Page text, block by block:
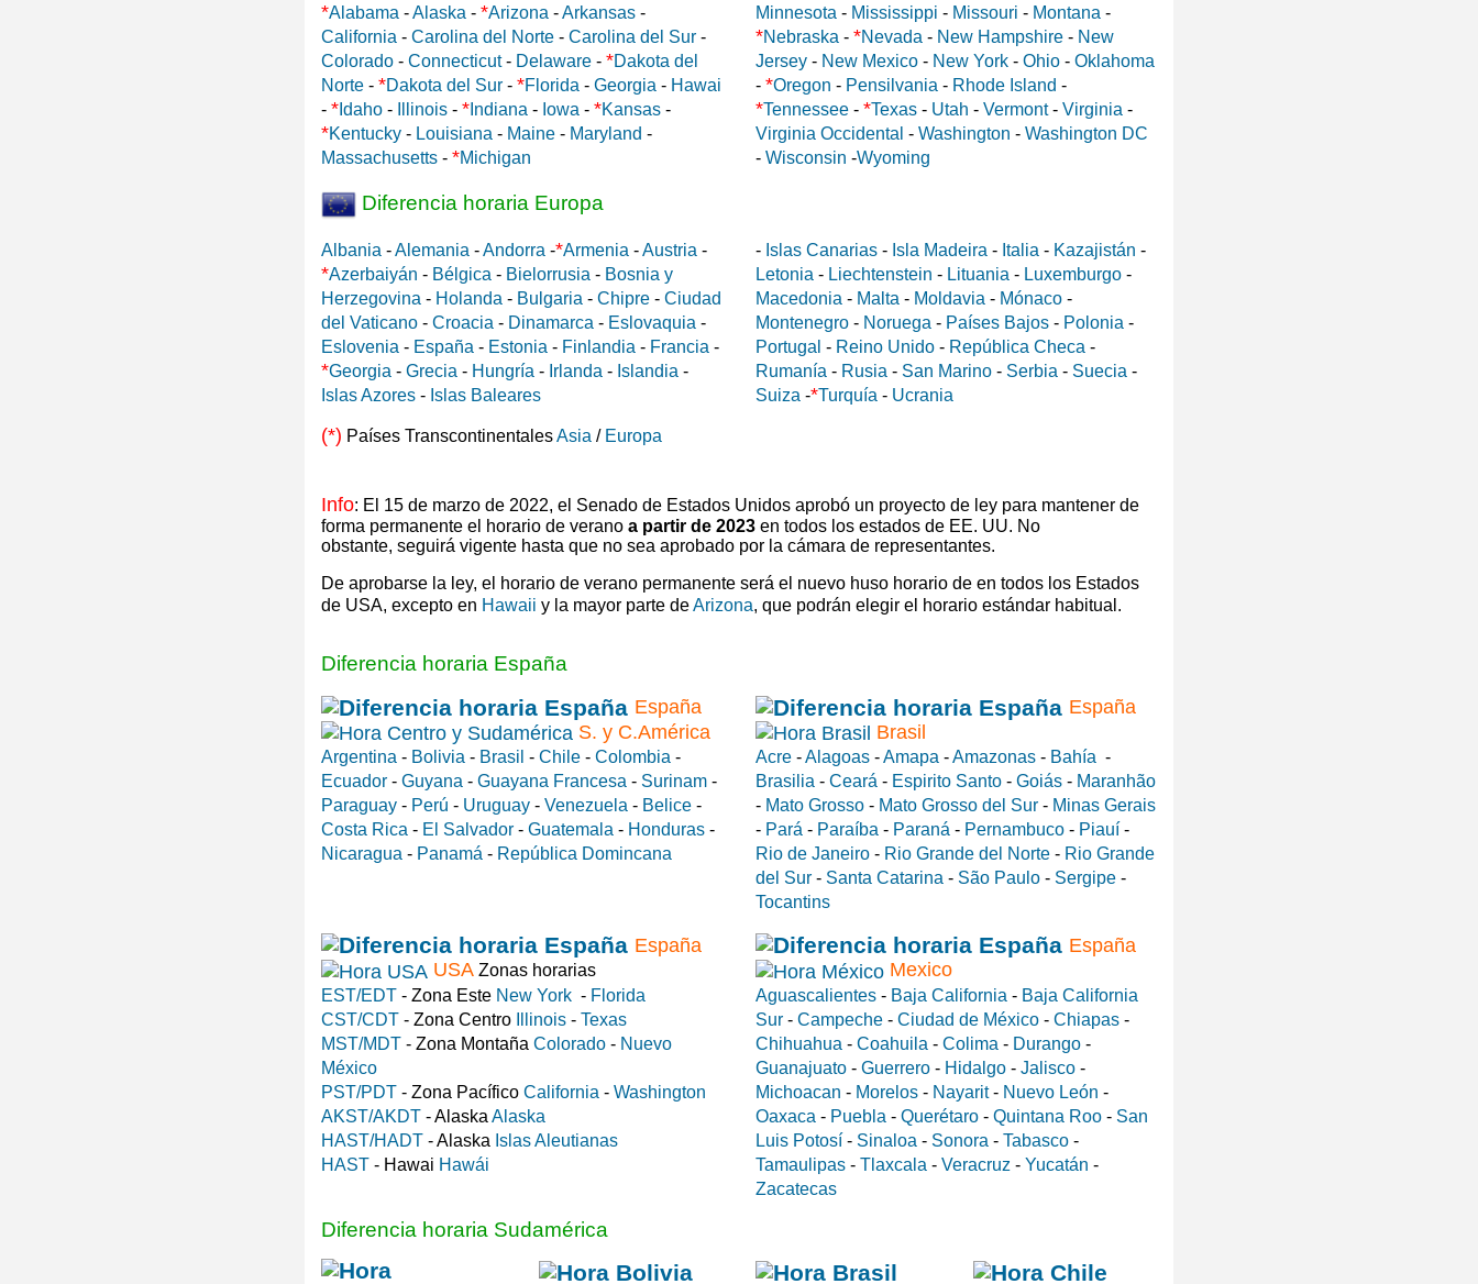
*Alabama -Alaska - *Arizona -Arkansas -
California - Carolina del Norte - Carolina del Sur -
Colorado - Connecticut- Delaware - *Dakota del
Norte - *Dakota del Sur - *Florida - Georgia - Hawai
- * Idaho - Illinois - * Indiana - Iowa - *Kansas -
*Kentucky - Louisiana - Maine - Maryland -
Massachusetts - *Michigan
Minnesota - Mississippi - Missouri - Montana -
*Nebraska - *Nevada - New Hampshire - New
Jersey - New Mexico - New York - Ohio - Oklahoma
- *Oregon - Pensilvania - Rhode Island -
*Tennessee - *Texas - Utah - Vermont- Virginia -
Virginia Occidental - Washington - Washington DC
- Wisconsin -Wyoming
Diferencia horaria Europa
Albania -Alemania -Andorra -*Armenia -Austria -
*Azerbaiyán - Bélgica - Bielorrusia - Bosnia y
Herzegovina - Holanda - Bulgaria - Chipre - Ciudad
del Vaticano - Croacia - Dinamarca - Eslovaquia -
Eslovenia - España - Estonia - Finlandia - Francia -
*Georgia - Grecia - Hungría - Irlanda - Islandia -
Islas Azores - Islas Baleares
- Islas Canarias - Isla Madeira - Italia - Kazajistán -
Letonia - Liechtenstein - Lituania - Luxemburgo -
Macedonia - Malta - Moldavia - Mónaco -
Montenegro - Noruega - Países Bajos - Polonia -
Portugal - Reino Unido - República Checa -
Rumanía - Rusia - San Marino - Serbia - Suecia -
Suiza -*Turquía - Ucrania
(*) Países TranscontinentalesAsia / Europa
Info: El 15 de marzo de 2022, el Senado de Estados Unidos aprobó un proyecto de ley para mantener de
forma permanente el horario de verano a partir de 2023 en todos los estados de EE. UU. No
obstante, seguirá vigente hasta que no sea aprobado por la cámara de representantes.
De aprobarse la ley, el horario de verano permanente será el nuevo huso horario de en todos los Estados
de USA, excepto en Hawaii y la mayor parte deArizona, que podrán elegir el horario estándar habitual.
Diferencia horaria España
España
S. y C.América
Argentina - Bolivia - Brasil - Chile - Colombia -
Ecuador - Guyana - Guayana Francesa - Surinam -
Paraguay - Perú - Uruguay - Venezuela - Belice -
Costa Rica - El Salvador - Guatemala - Honduras -
Nicaragua - Panamá - República Domincana
España
Brasil
Acre -Alagoas -Amapa -Amazonas - Bahía -
Brasilia - Ceará - Espirito Santo - Goiás - Maranhão
- Mato Grosso - Mato Grosso del Sur - Minas Gerais
- Pará - Paraíba - Paraná - Pernambuco - Piauí -
Rio de Janeiro - Rio Grande del Norte - Rio Grande
del Sur - Santa Catarina - São Paulo - Sergipe -
Tocantins
España
USA Zonas horarias
EST/EDT - Zona Este New York - Florida
CST/CDT - Zona Centro Illinois - Texas
MST/MDT - Zona Montaña Colorado - Nuevo
México
PST/PDT - Zona Pacífico California - Washington
AKST/AKDT - Alaska Alaska
HAST/HADT - Alaska Islas Aleutianas
HAST - Hawai Hawái
España
Mexico
Aguascalientes - Baja California - Baja California
Sur - Campeche - Ciudad de México - Chiapas -
Chihuahua - Coahuila - Colima - Durango -
Guanajuato - Guerrero - Hidalgo - Jalisco -
Michoacan - Morelos - Nayarit- Nuevo León -
Oaxaca - Puebla - Querétaro - Quintana Roo - San
Luis Potosí - Sinaloa - Sonora - Tabasco -
Tamaulipas - Tlaxcala - Veracruz - Yucatán -
Zacatecas
Diferencia horaria Sudamérica